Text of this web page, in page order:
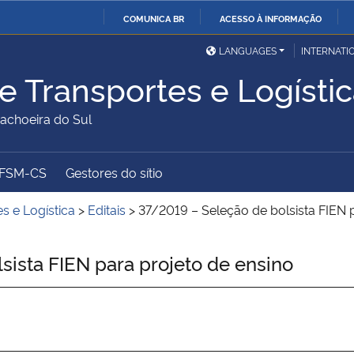
O
COMUNICA BR ACESSO À INFORMAÇÃO
Ministério da Defesa
Ministério das Relações
Exteriores
Ministério da Cidadania Ministério da Saúde
Ministério do
Desenvolvimento Regional
União
Advocacia-Geral da União Banco Central do Brasil
LANGUAGES
Transportes e
do Sul
CS Gestores do sítio
e Logística > Editais >37/2019 – Seleção de bolsista FIEN
FIEN para projeto de ensino